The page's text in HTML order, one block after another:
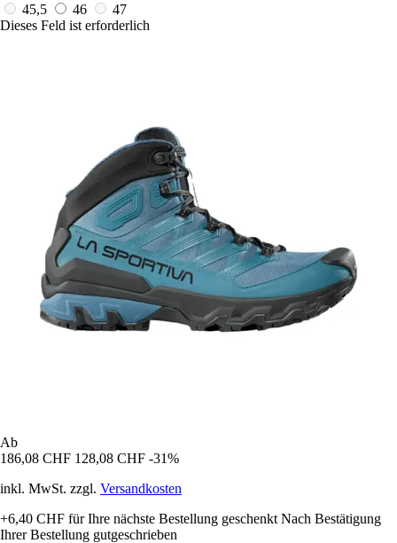
45,5
46
47
Dieses Feld ist erforderlich
Ab
186,08 CHF 128,08 CHF -31%
inkl. MwSt. zzgl. Versandkosten
+6,40 CHF für Ihre nächste Bestellung geschenkt Nach Bestätigung
Ihrer Bestellung gutgeschrieben